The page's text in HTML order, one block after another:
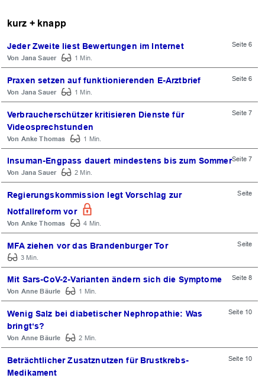
kurz + knapp
Jeder Zweite liest Bewertungen im Internet Seite 6
Jana Sauer 1 Min.
Praxen setzen auf funktionierenden E-Arztbrief Seite 6
Jana Sauer 1 Min.
Verbraucherschützer kritisieren Dienste für
Videosprechstunden
Seite 7
Anke Thomas 1 Min.
Insuman-Engpass dauert mindestens bis zum SommerSeite 7
Jana Sauer 2 Min.
Regierungskommission legt Vorschlag zur
Notfallreform vor
Seite
Anke Thomas 4 Min.
MFA ziehen vor das Brandenburger Tor
Seite
3 Min.
Mit Sars-CoV-2-Varianten ändern sich die Symptome Seite 8
Anne Bäurle 1 Min.
Wenig Salz bei diabetischer Nephropathie: Was
bringt‘s?
Seite 10
Anne Bäurle 2 Min.
Beträchtlicher Zusatznutzen für Brustkrebs-
Medikament
Seite 10